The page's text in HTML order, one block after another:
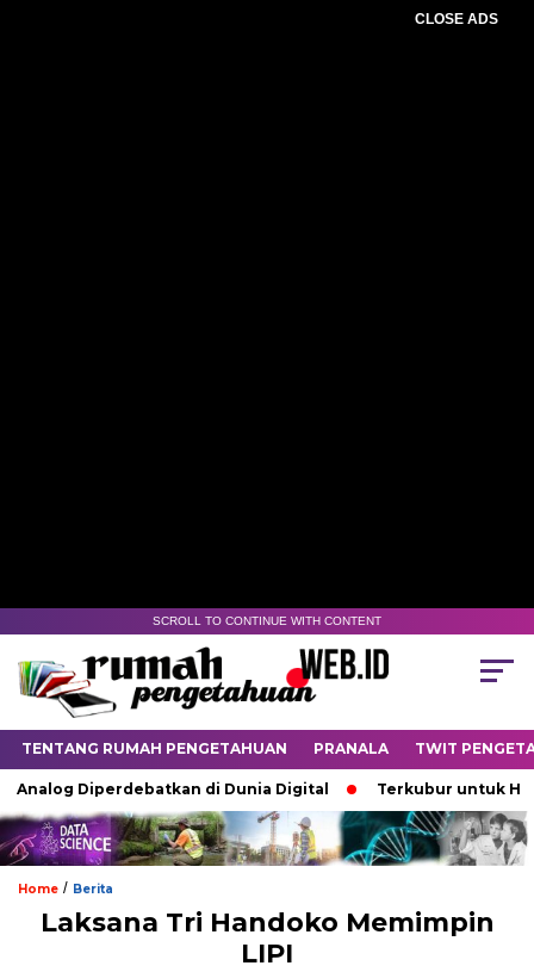
CLOSE ADS
SCROLL TO CONTINUE WITH CONTENT
TENTANG RUMAH PENGETAHUAN PRANALA TWIT
Diperdebatkan di Dunia Digital Terkubur untuk Hidup
Home / Berita
Laksana Tri Handoko Memimpin
LIPI